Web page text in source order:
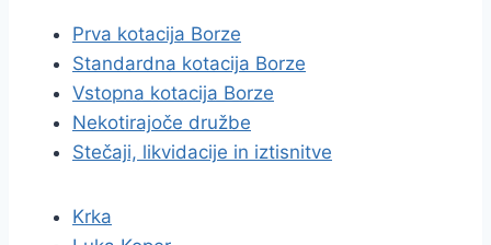
Prva kotacija Borze
Standardna kotacija Borze
Vstopna kotacija Borze
Nekotirajoče družbe
Stečaji, likvidacije in iztisnitve
Krka